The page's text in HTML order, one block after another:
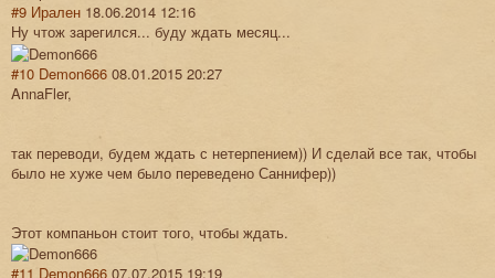
#9 Ирален 18.06.2014 12:16
Ну чтож зарегился... буду ждать месяц...
#10 Demon666 08.01.2015 20:27
AnnaFler,
так переводи, будем ждать с нетерпением)) И сделай все так, чтобы
было не хуже чем было переведено Саннифер))
Этот компаньон стоит того, чтобы ждать.
#11 Demon666 07.07.2015 19:19